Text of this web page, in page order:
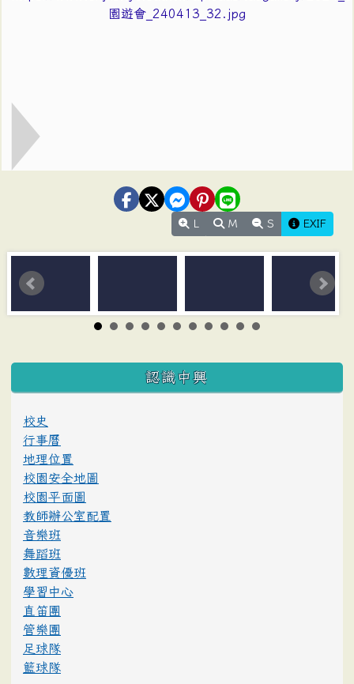
M S EXIF
:::
認識中興
校史
行事曆
地理位置
校園安全地圖
校園平面圖
教師辦公室配置
音樂班
舞蹈班
數理資優班
學習中心
直笛團
管樂團
足球隊
籃球隊